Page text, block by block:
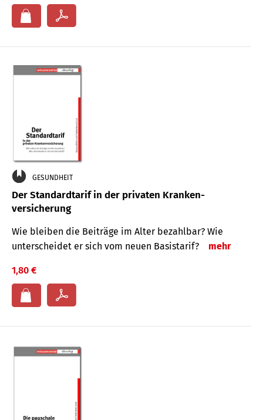
GESUNDHEIT
Der Standard­tarif in der privaten Kranken­
versicherung
Wie bleiben die Beiträge im Alter bezahlbar? Wie
unterscheidet er sich vom neuen Basistarif?
mehr
1,80 €